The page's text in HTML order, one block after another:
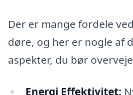
Der er mange fordele
døre, og her er nogle af
aspekter, du bør
Energi Effektivitet: